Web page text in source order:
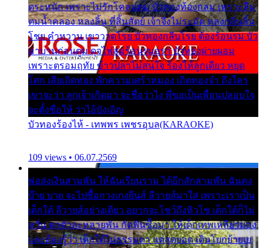
ตระหนัก เพราะไม่รักโคลนตม บัวทองท้องกลม เพราะลืม
ตมน้ำคลอง หลงลิ้น ที่สิ้นสัตย์ เจ้าจึงไม่ระมัด หลงกลิ่นลิ้น
โชย คำหวาน เขาวาดโรย บัวทองกลีบโรย ต้องร้อนรุม บัว
มาบานก่อนตูม ดุจไฟสุมร้อนรุมอุรา บัวทองผ่ายผอม
เพราะตรอมฤทัย ข้าวปลาไม่สนใจ ร้องไห้ลูกเดียว หยุด
โศก เสียเถิดทอง พักความเศร้าหมอง เถิดทองจ๋า ถึงใคร
เขาจะว่า ลูกเจ้าเกิดมา จะชื่อว่าไง พี่ขอเป็นเพื่อนปลอบใจ
จะตั้งชื่อให้ ว่าไอ้บังเอิญ
บัวทองร้องไห้ - เทพพร เพชรอุบล(KARAOKE)
109 views • 06.07.2569
พ่อส่งเงินสามพัน ให้ฉันเรียนราม ได้อีกสักสามพัน ฉันคง
บ๊าย บาย จะไปซื้อกางเกงยีนส์ ลีวายส์มาใส่ เพราะเราเป็น
เด็กใต้ ลีวายส์อย่างเดียว อยากจะโชว์ถึงหิวโซ เด็กใต้ก็ไม่
หวั่น ตกตัวละหลายพัน กัดฟันซื้อมา ให้เด็กเทพเหลียวมอง
และต้องรู้ว่า เด็กใต้ไม่ธรรมดา แต่สุดยอด เดินโยกย้ายเย